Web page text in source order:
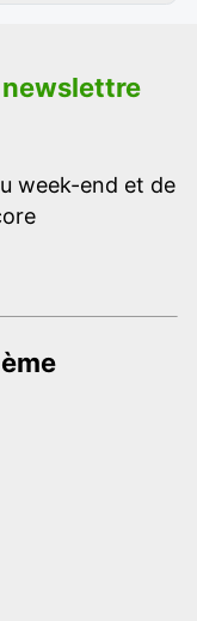
newslettre
week-end et de